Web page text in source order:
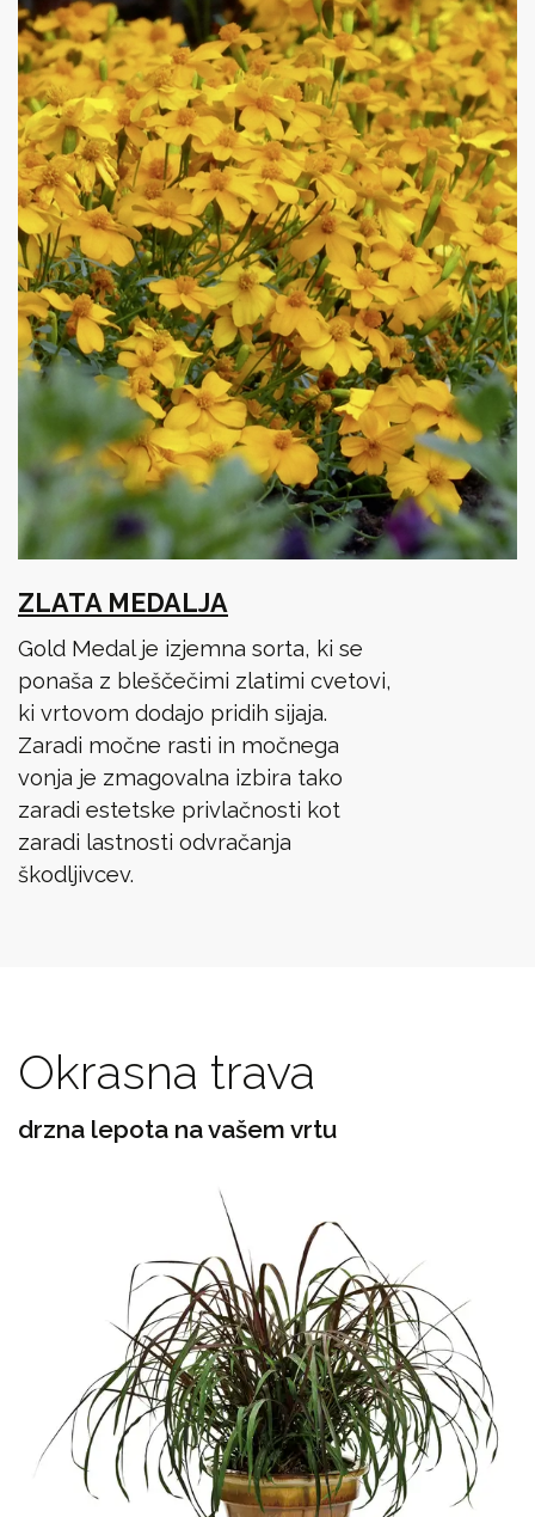
ZLATA MEDALJA
Gold Medal je izjemna sorta, ki se
ponaša z bleščečimi zlatimi cvetovi,
ki vrtovom dodajo pridih sijaja.
Zaradi močne rasti in močnega
vonja je zmagovalna izbira tako
zaradi estetske privlačnosti kot
zaradi lastnosti odvračanja
škodljivcev.
Okrasna trava
drzna lepota na vašem vrtu